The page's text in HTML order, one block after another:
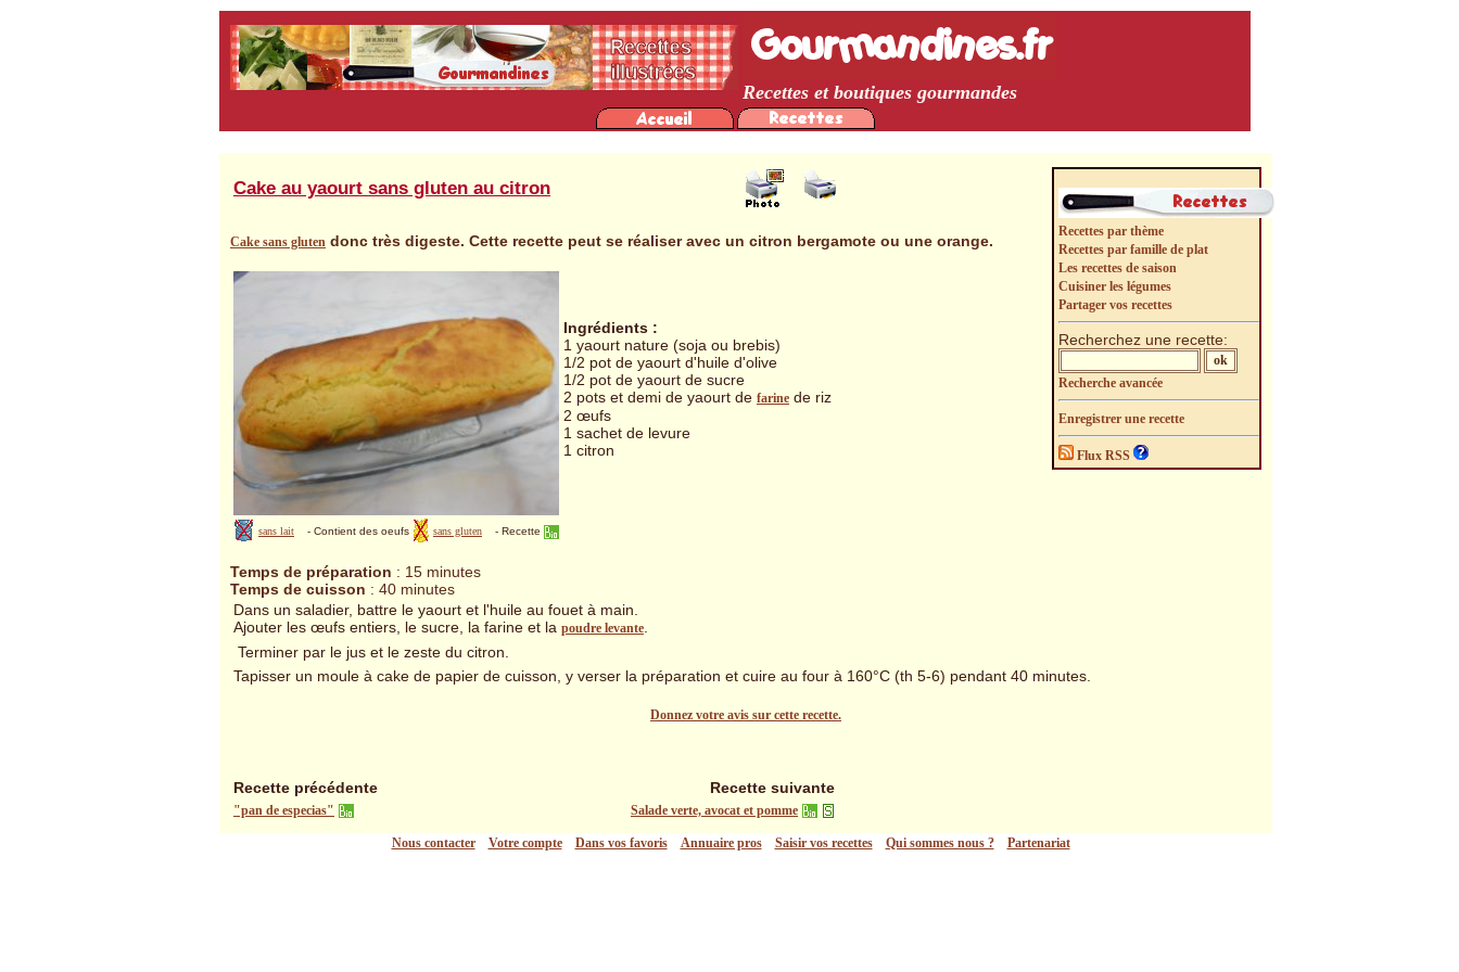
Recettes par thème
Recettes par famille de plat
Les recettes de saison
Cuisiner les légumes
Partager vos recettes
Recherchez une recette:
Recherche avancée
Enregistrer une recette
Flux RSS
Cake au yaourt sans gluten au citron
Cake sans gluten donc très digeste. Cette recette peut se réaliser avec un citron bergamote ou une orange.
sans lait - Contient des oeufs sans gluten - Recette
Ingrédients :
1 yaourt nature (soja ou brebis)
1/2 pot de yaourt d'huile d'olive
1/2 pot de yaourt de sucre
2 pots et demi de yaourt de farine de riz
2 œufs
1 sachet de levure
1 citron
Temps de préparation : 15 minutes
Temps de cuisson : 40 minutes
Dans un saladier, battre le yaourt et l'huile au fouet à main.
Ajouter les œufs entiers, le sucre, la farine et la poudre levante
Terminer par le jus et le zeste du citron.
Tapisser un moule à cake de papier de cuisson, y verser la préparation et cuire au four à 160°C (th 5-6) pendant 40 minutes.
Donnez votre avis sur cette recette.
Recette précédente Recette suivante
"pan de especias" Salade verte, avocat et pomme
Nous contacter Votre compte Dans vos favoris Annuaire pros Saisir vos recettes Qui sommes nous ? Partenariat
Recettes et boutiques gourmandes